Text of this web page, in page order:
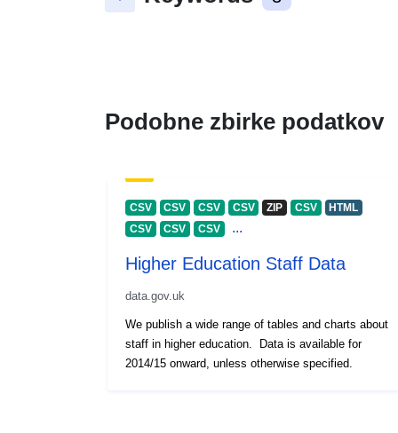
Podobne zbirke podatkov
CSV CSV CSV CSV ZIP CSV
HTML
CSV
CSV CSV ...
Higher Education Staff Data
data.gov.uk
We publish a wide range of tables and charts about
staff in higher education. Data is available for
2014/15 onward, unless otherwise specified.